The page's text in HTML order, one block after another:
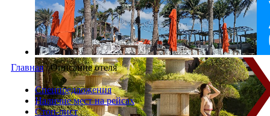
Главная /Описание отеля
Спецпредложения
Наличие мест на рейсах
Стоп-лист